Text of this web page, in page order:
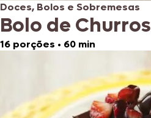
Doces, Bolos e Sobremesas
Bolo de Churros
16 porções • 60 min